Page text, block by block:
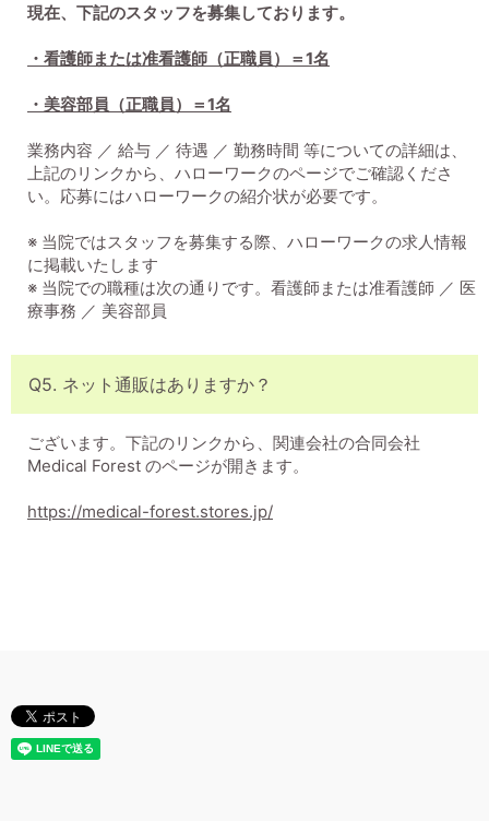
現在、下記のスタッフを募集しております。
・看護師または准看護師（正職員）＝1名
・美容部員（正職員）＝1名
業務内容 ／ 給与 ／ 待遇 ／ 勤務時間 等についての詳細は、
上記のリンクから、ハローワークのページでご確認くださ
い。応募にはハローワークの紹介状が必要です。
※ 当院ではスタッフを募集する際、ハローワークの求人情報
に掲載いたします
※ 当院での職種は次の通りです。看護師または准看護師 ／ 医
療事務 ／ 美容部員
Q5. ネット通販はありますか？
ございます。下記のリンクから、関連会社の合同会社
Medical Forest のページが開きます。
https://medical-forest.stores.jp/